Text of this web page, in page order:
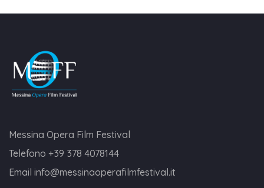
Messina Opera Film Festival
Telefono +39 378 4078144
Email info@messinaoperafilmfestival.it